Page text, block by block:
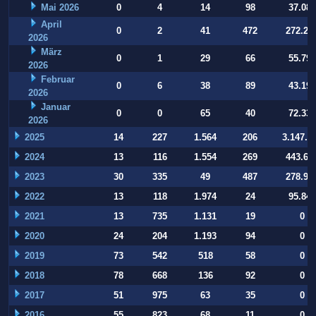
Mai 2026 0 4 14 98
37.084
April
2026
0 2 41 472
März
2026
0 1 29 66
55.794
Februar
2026
0 6 38 89
43.197
Januar
2026
0 0 65 40 72.332
2025 14 227 1.564 206
2024
13 116 1.554 269
2023
30 335 49 487
2022
13 118 1.974 24
95.847
2021
13 735 1.131 19
0
2020
24 204 1.193 94
0
2019
73 542 518 58
0
2018
78 668 136 92
0
2017
51 975 63 35
0